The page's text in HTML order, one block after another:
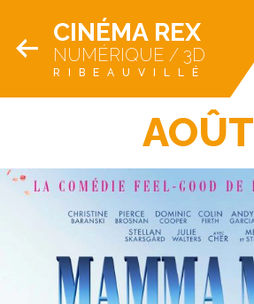
CINÉMA REX
NUMÉRIQUE / 3D
RIBEAUVILLÉ
AOÛT